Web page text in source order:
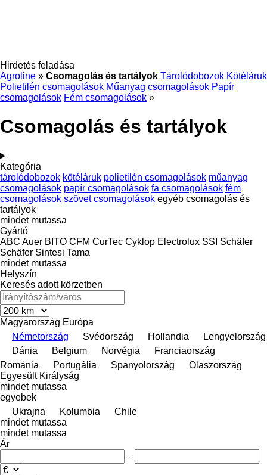
Hirdetés feladása
Agroline » Csomagolás és tartályok Tárolódobozok Kötéláruk
Polietilén csomagolások Műanyag csomagolások Papír
csomagolások Fém csomagolások »
Csomagolás és tartályok
Kategória
tárolódobozok kötéláruk polietilén csomagolások műanyag
csomagolások papír csomagolások fa csomagolások fém
csomagolások szövet csomagolások egyéb csomagolás és
tartályok
mindet mutassa
Gyártó
ABC Auer BITO CFM CurTec Cyklop Electrolux SSI Schäfer
Schäfer Sintesi Tama
mindet mutassa
Helyszín
Keresés adott körzetben
Magyarország Európa
Németország
Svédország Hollandia
Lengyelország
Dánia
Belgium Norvégia
Franciaország
Románia
Portugália Spanyolország
Olaszország
Egyesült Királyság
mindet mutassa
egyebek
Ukrajna
Kolumbia
Chile
mindet mutassa
mindet mutassa
Ár
–